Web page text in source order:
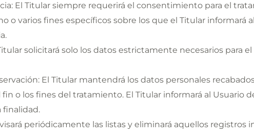
El Titular siempre requerirá el consentimiento para el
o varios fines específicos sobre los que el Titular informará
solicitará solo los datos estrictamente necesarios para
El Titular mantendrá los datos personales
o los fines del tratamiento. El Titular informará al Usuario
finalidad.
periódicamente las listas y eliminará aquellos registros